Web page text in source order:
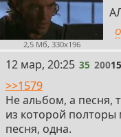
2,5 Мб, 330x196
35
12 мар, 20:25 35 200
>>1579
Не альбом, а песня,
из которой
песня, одна.